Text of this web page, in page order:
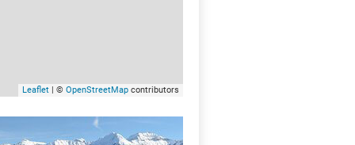
Leaflet | © OpenStreetMap contributors